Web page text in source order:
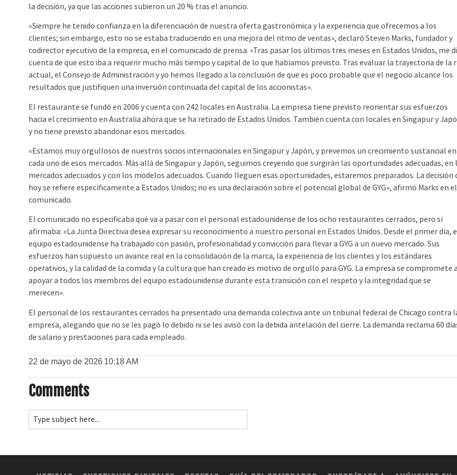
la decisión, ya que las acciones subieron un 20 % tras el anuncio.
«Siempre he tenido confianza en la diferenciación de nuestra oferta gastronómica y la experiencia que ofrecemos a los
clientes; sin embargo, esto no se estaba traduciendo en una mejora del ritmo de ventas», declaró Steven Marks, fundador y
codirector ejecutivo de la empresa, en el comunicado de prensa. «Tras pasar los últimos tres meses en Estados Unidos, me di
cuenta de que esto iba a requerir mucho más tiempo y capital de lo que habíamos previsto. Tras evaluar la trayectoria de la
actual, el Consejo de Administración y yo hemos llegado a la conclusión de que es poco probable que el negocio alcance los
resultados que justifiquen una inversión continuada del capital de los accionistas».
El restaurante se fundó en 2006 y cuenta con 242 locales en Australia. La empresa tiene previsto reorientar sus esfuerzos
hacia el crecimiento en Australia ahora que se ha retirado de Estados Unidos. También cuenta con locales en Singapur y
y no tiene previsto abandonar esos mercados.
«Estamos muy orgullosos de nuestros socios internacionales en Singapur y Japón, y prevemos un crecimiento sustancial en
cada uno de esos mercados. Más allá de Singapur y Japón, seguimos creyendo que surgirán las oportunidades adecuadas, en
mercados adecuados y con los modelos adecuados. Cuando lleguen esas oportunidades, estaremos preparados. La decisión
hoy se refiere específicamente a Estados Unidos; no es una declaración sobre el potencial global de GYG», afirmó Marks en el
comunicado.
El comunicado no especificaba qué va a pasar con el personal estadounidense de los ocho restaurantes cerrados, pero sí
afirmaba: «La Junta Directiva desea expresar su reconocimiento a nuestro personal en Estados Unidos. Desde el primer día,
equipo estadounidense ha trabajado con pasión, profesionalidad y convicción para llevar a GYG a un nuevo mercado. Sus
esfuerzos han supuesto un avance real en la consolidación de la marca, la experiencia de los clientes y los estándares
operativos, y la calidad de la comida y la cultura que han creado es motivo de orgullo para GYG. La empresa se compromete a
apoyar a todos los miembros del equipo estadounidense durante esta transición con el respeto y la integridad que se
merecen».
El personal de los restaurantes cerrados ha presentado una demanda colectiva ante un tribunal federal de Chicago contra
empresa, alegando que no se les pagó lo debido ni se les avisó con la debida antelación del cierre. La demanda reclama 60
de salario y prestaciones para cada empleado.
22 de mayo de 2026 10:18 AM
Comments